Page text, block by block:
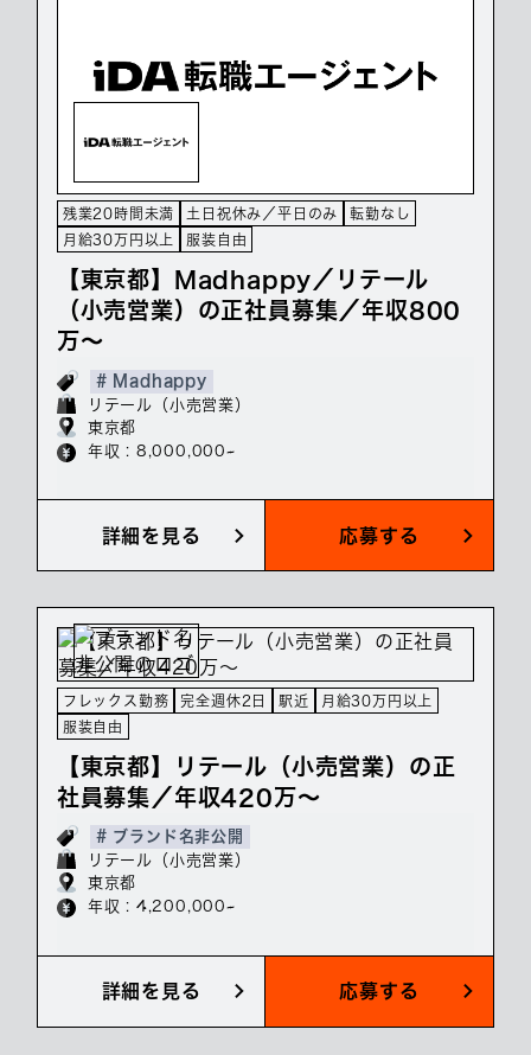
残業20時間未満 土日祝休み／平日のみ
転勤なし
月給30万円以上
服装自由
【東京都】Madhappy／リテール
（小売営業）の正社員募集／年収800
万～
# Madhappy
リテール（小売営業）
東京都
年収 : 8,000,000~
詳細を見る 応募する
フレックス勤務 完全週休2日 駅近
月給30万円以上
服装自由
【東京都】リテール（小売営業）の正
社員募集／年収420万～
# ブランド名非公開
リテール（小売営業）
東京都
年収 : 4,200,000~
詳細を見る 応募する